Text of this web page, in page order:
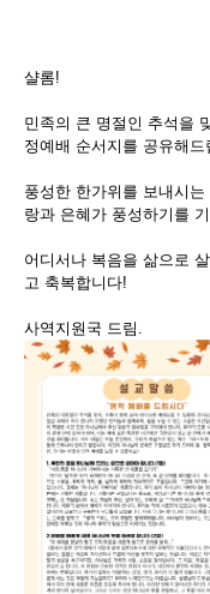
샬롬!
민족의 큰 명절인 추석을
정예배 순서지를 공유해드
풍성한 한가위를 보내시
랑과 은혜가 풍성하기를
어디서나 복음을 삶으로
고 축복합니다!
사역지원국 드림.